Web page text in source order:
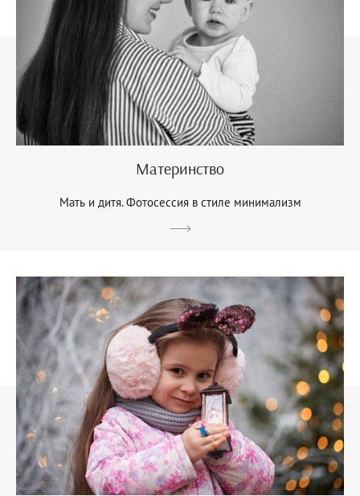
Материнство
Мать и дитя. Фотосессия в стиле минимализм